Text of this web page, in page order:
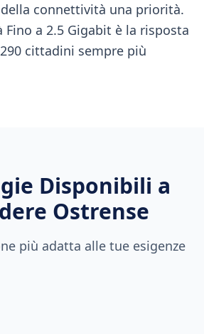
connettività una priorità.
Fino a 2.5 Gigabit è la risposta
cittadini sempre più
Disponibili a
Ostrense
più adatta alle tue esigenze